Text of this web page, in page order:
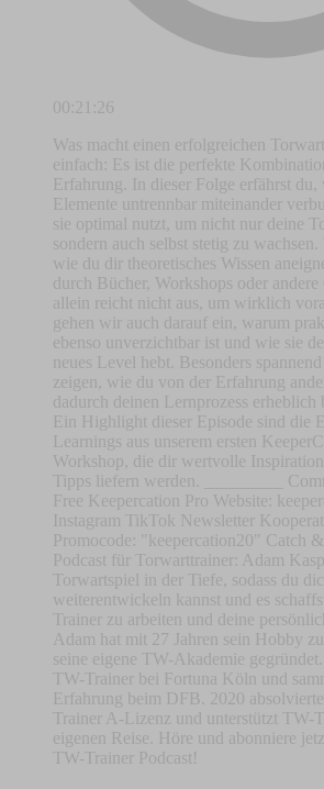
00:21:26
Was macht einen erfolgreichen
einfach: Es ist die perfekte
Erfahrung. In dieser Folge erfährst du,
Elemente untrennbar miteinander
sie optimal nutzt, um nicht nur deine
sondern auch selbst stetig zu wachsen.
wie du dir theoretisches Wissen
durch Bücher, Workshops oder
allein reicht nicht aus, um wirklich
gehen wir auch darauf ein, warum
ebenso unverzichtbar ist und wie sie
neues Level hebt. Besonders
zeigen, wie du von der Erfahrung
dadurch deinen Lernprozess erheblich
Ein Highlight dieser Episode sind die
Learnings aus unserem ersten
Workshop, die dir wertvolle
Tipps liefern werden. _________
Free⁠⁠⁠⁠⁠⁠⁠⁠⁠⁠⁠⁠⁠⁠⁠⁠⁠⁠⁠⁠⁠⁠⁠⁠⁠⁠⁠⁠⁠⁠⁠⁠⁠⁠⁠⁠⁠ ⁠⁠⁠⁠⁠⁠⁠⁠⁠⁠⁠⁠⁠⁠⁠⁠⁠⁠⁠⁠⁠⁠⁠⁠⁠⁠⁠⁠⁠⁠⁠⁠⁠⁠⁠⁠⁠Keepercation⁠⁠⁠⁠⁠⁠⁠⁠⁠⁠⁠⁠⁠⁠⁠⁠⁠⁠⁠⁠⁠⁠⁠⁠⁠⁠⁠⁠⁠⁠⁠⁠⁠⁠⁠⁠⁠ Pro Website:
⁠⁠⁠⁠⁠⁠⁠⁠⁠⁠⁠⁠⁠⁠⁠⁠⁠⁠⁠⁠⁠⁠⁠⁠⁠⁠⁠⁠⁠⁠⁠⁠⁠⁠⁠⁠⁠Instagram⁠⁠⁠⁠⁠⁠⁠⁠⁠⁠⁠⁠⁠⁠⁠⁠⁠⁠⁠⁠⁠⁠⁠⁠⁠⁠⁠⁠⁠⁠⁠⁠⁠⁠⁠⁠⁠ ⁠⁠⁠⁠⁠⁠⁠⁠⁠⁠⁠⁠⁠⁠⁠⁠⁠⁠⁠⁠⁠⁠⁠⁠⁠⁠⁠⁠⁠⁠⁠⁠⁠⁠⁠⁠⁠TikTok⁠⁠⁠⁠⁠⁠⁠⁠⁠⁠⁠⁠⁠⁠⁠⁠⁠⁠⁠⁠⁠⁠⁠⁠⁠⁠⁠⁠⁠⁠⁠⁠⁠⁠⁠⁠⁠ ⁠⁠⁠⁠⁠⁠⁠⁠⁠⁠⁠⁠⁠⁠⁠⁠⁠⁠⁠⁠⁠⁠⁠⁠⁠⁠⁠⁠⁠⁠⁠⁠⁠⁠⁠⁠⁠Newsletter⁠⁠⁠⁠⁠⁠⁠⁠⁠⁠⁠⁠⁠⁠⁠⁠⁠⁠⁠⁠⁠⁠⁠⁠⁠⁠⁠⁠⁠⁠⁠⁠⁠⁠⁠⁠⁠
Promocode: "keepercation20" ⁠⁠⁠⁠⁠⁠⁠⁠⁠⁠Catch
Podcast für Torwarttrainer: Adam
Torwartspiel in der Tiefe, sodass du
weiterentwickeln kannst und es
Trainer zu arbeiten und deine
Adam hat mit 27 Jahren sein Hobby
seine eigene TW-Akademie
TW-Trainer bei Fortuna Köln und
Erfahrung beim DFB. 2020
Trainer A-Lizenz und unterstützt TW-
eigenen Reise. Höre und abonniere
TW-Trainer Podcast!